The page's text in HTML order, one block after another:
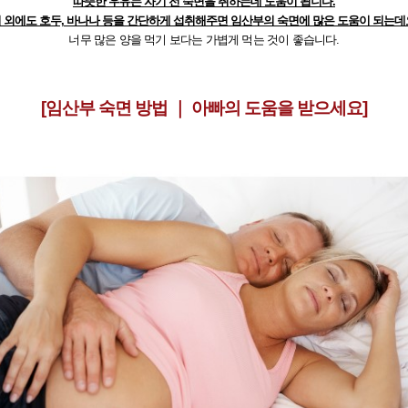
외에도 호두, 바나나 등을 간단하게 섭취해주면 임산부의 숙면에 많은 도움이 되는데
너무 많은 양을 먹기 보다는 가볍게 먹는 것이 좋습니다.
[임산부 숙면 방법 ｜ 아빠의 도움을 받으세요]